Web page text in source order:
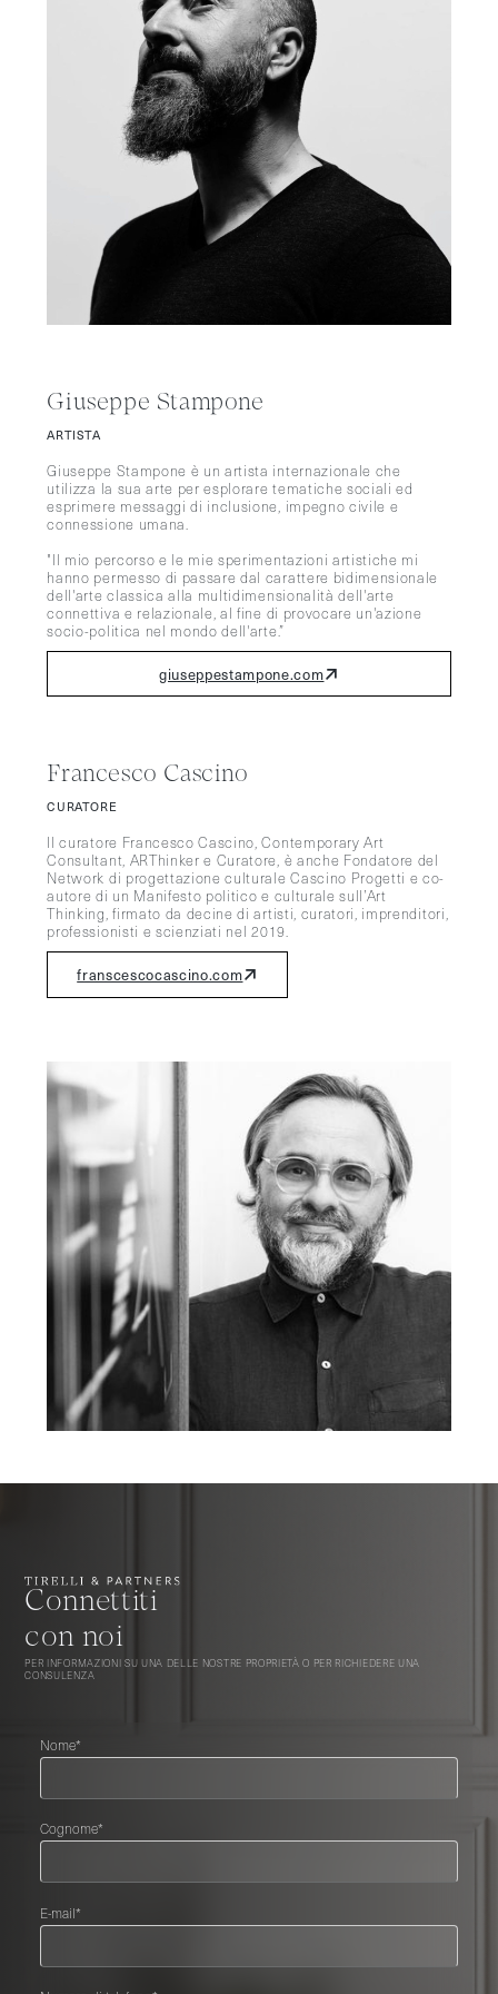
Giuseppe Stampone
ARTISTA
Giuseppe Stampone è un artista internazionale che
utilizza la sua arte per esplorare tematiche sociali ed
esprimere messaggi di inclusione, impegno civile e
connessione umana.
"Il mio percorso e le mie sperimentazioni artistiche mi
hanno permesso di passare dal carattere bidimensionale
dell'arte classica alla multidimensionalità dell'arte
connettiva e relazionale, al fine di provocare un'azione
socio-politica nel mondo dell'arte.”
giuseppestampone.com
Francesco Cascino
CURATORE
Il curatore Francesco Cascino, Contemporary Art
Consultant, ARThinker e Curatore, è anche Fondatore del
Network di progettazione culturale Cascino Progetti e co-
autore di un Manifesto politico e culturale sull’Art
Thinking, firmato da decine di artisti, curatori, imprenditori,
professionisti e scienziati nel 2019.
franscescocascino.com
Connettiti
con noi
PER INFORMAZIONI SU UNA DELLE NOSTRE PROPRIETÀ O PER RICHIEDERE UNA
CONSULENZA
Nome*
Cognome*
E-mail*